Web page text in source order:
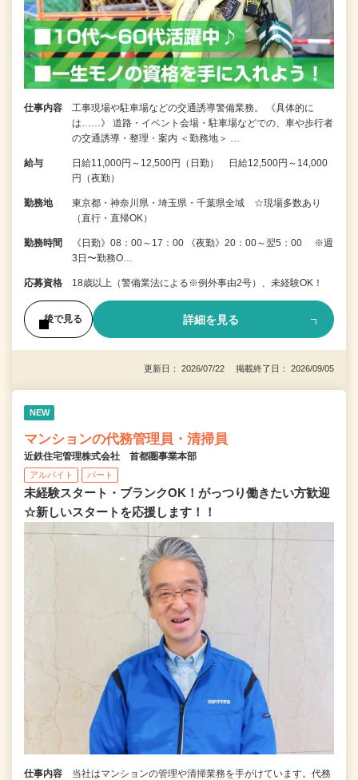
仕事内容
工事現場や駐車場などの交通誘導警備業務。 《具体的に
は……》 道路・イベント会場・駐車場などでの、車や歩行者
の交通誘導・整理・案内 ＜勤務地＞ …
給与
日給11,000円～12,500円（日勤） 日給12,500円～14,000
円（夜勤）
勤務地
東京都・神奈川県・埼玉県・千葉県全域 ☆現場多数あり
（直行・直帰OK）
勤務時間
《日勤》08：00～17：00 《夜勤》20：00～翌5：00 ※週
3日〜勤務O…
応募資格 18歳以上（警備業法による※例外事由2号）、未経験OK！
後で見る 詳細を見る
更新日： 2026/07/22 掲載終了日： 2026/09/05
NEW
マンションの代務管理員・清掃員
近鉄住宅管理株式会社 首都圏事業本部
アルバイト パート
未経験スタート・ブランクOK！がっつり働きたい方歓迎
☆新しいスタートを応援します！！
仕事内容
当社はマンションの管理や清掃業務を手がけています。代務